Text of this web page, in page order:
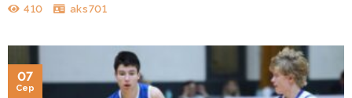
410 aks701
07
Сер